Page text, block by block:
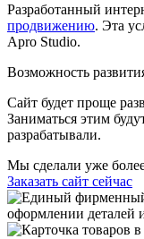
Разработанный
продвижению. Эта
Apro Studio.
Возможность
Сайт будет проще
Заниматься этим
разрабатывали.
Мы сделали уже
Заказать сайт сейчас